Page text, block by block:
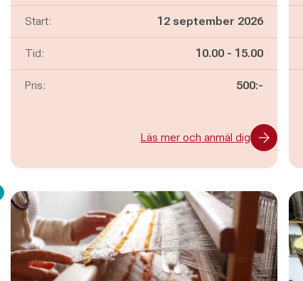
Start: 12 september 2026
Tid: Pågår mellan
10.00 - och
15.00
Pris: 500:-
Läs mer och anmäl dig